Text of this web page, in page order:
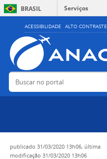
ACESSIBILIDADE ALTO CONTRASTE
BRASIL
Serviços
Buscar no portal
publicado 31/03/2020 13h06, última
modificação 31/03/2020 13h06